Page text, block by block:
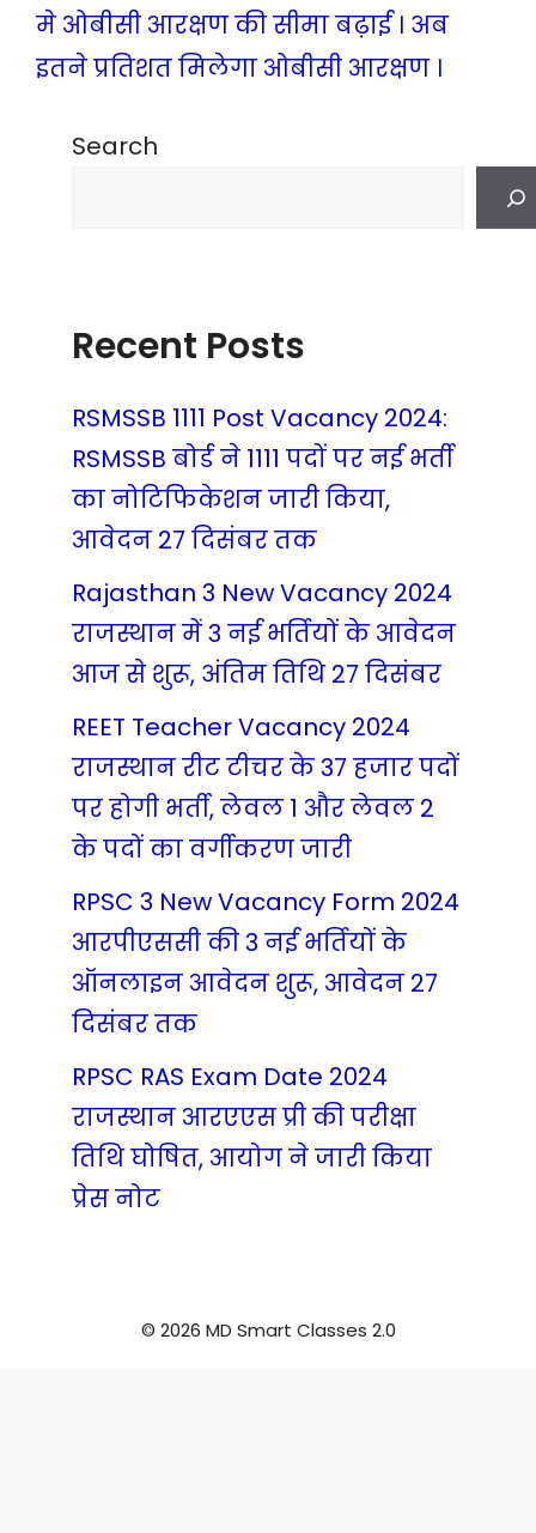
मे ओबीसी आरक्षण की सीमा बढ़ाई । अब
इतने प्रतिशत मिलेगा ओबीसी आरक्षण ।
Search
Recent Posts
RSMSSB 1111 Post Vacancy 2024:
RSMSSB बोर्ड ने 1111 पदों पर नई भर्ती
का नोटिफिकेशन जारी किया,
आवेदन 27 दिसंबर तक
Rajasthan 3 New Vacancy 2024
राजस्थान में 3 नई भर्तियों के आवेदन
आज से शुरू, अंतिम तिथि 27 दिसंबर
REET Teacher Vacancy 2024
राजस्थान रीट टीचर के 37 हजार पदों
पर होगी भर्ती, लेवल 1 और लेवल 2
के पदों का वर्गीकरण जारी
RPSC 3 New Vacancy Form 2024
आरपीएससी की 3 नई भर्तियों के
ऑनलाइन आवेदन शुरू, आवेदन 27
दिसंबर तक
RPSC RAS Exam Date 2024
राजस्थान आरएएस प्री की परीक्षा
तिथि घोषित, आयोग ने जारी किया
प्रेस नोट
© 2026 MD Smart Classes 2.0